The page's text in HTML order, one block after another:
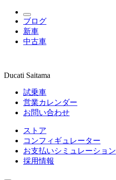
ブログ
新車
中古車
Ducati Saitama
試乗車
営業カレンダー
お問い合わせ
ストア
コンフィギュレーター
お支払いシミュレーション
採用情報